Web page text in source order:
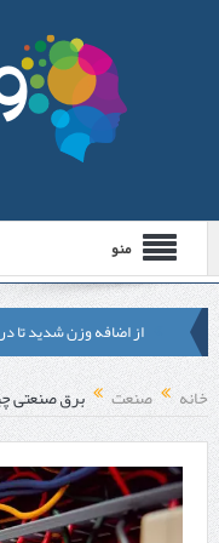
منو
از اضافه وزن شدید تا
لیزر موهای زائد شاتی
مشهد
قبل از تماس با
بررسی کنید
خانه صنعت برق صنعتی